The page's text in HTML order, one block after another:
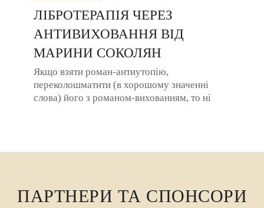
ЛІБРОТЕРАПІЯ ЧЕРЕЗ
АНТИВИХОВАННЯ ВІД
МАРИНИ СОКОЛЯН
Якщо взяти роман-антиутопію,
переколошматити (в хорошому значенні
слова) його з романом-вихованням, то ні
ПАРТНЕРИ ТА СПОНСОРИ